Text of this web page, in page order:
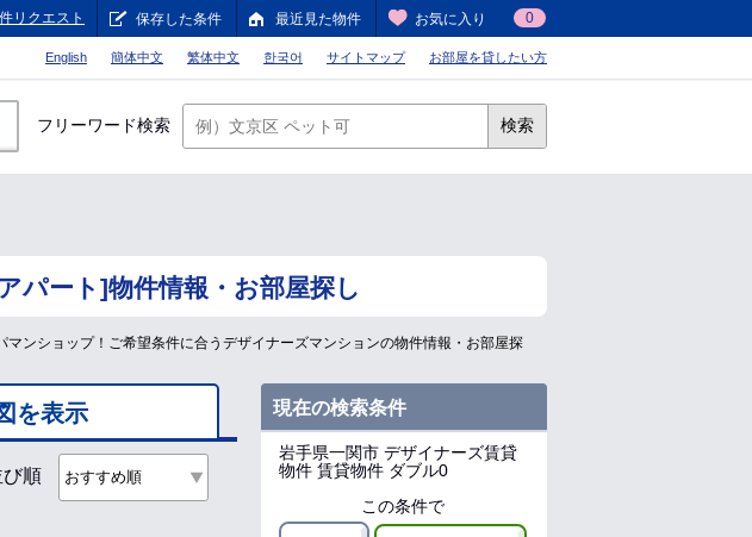
リクエスト 保存した条件 最近見た物件 お気に入り 0
English 簡体中文 繁体中文 한국어 サイトマップ お部屋を貸したい方
フリーワード検索 検索
パート]物件情報・お部屋探し
ンショップ！ご希望条件に合うデザイナーズマンションの物件情報・お部屋探
を表示
び順
現在の検索条件
岩手県一関市 デザイナーズ賃貸
物件 賃貸物件 ダブル0
この条件で